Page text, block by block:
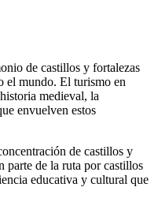
de castillos y fortalezas
el mundo. El turismo en
medieval, la
envuelven estos
de castillos y
parte de la ruta por castillos
educativa y cultural que